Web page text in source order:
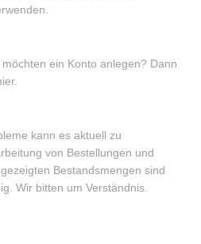
ein Konto anlegen? Dann
.
kann es aktuell zu
von Bestellungen und
Bestandsmengen sind
Wir bitten um Verständnis.